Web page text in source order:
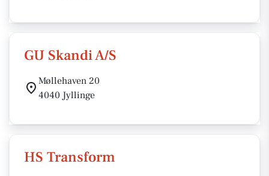
GU Skandi A/S
Møllehaven 20
4040 Jyllinge
HS Transform